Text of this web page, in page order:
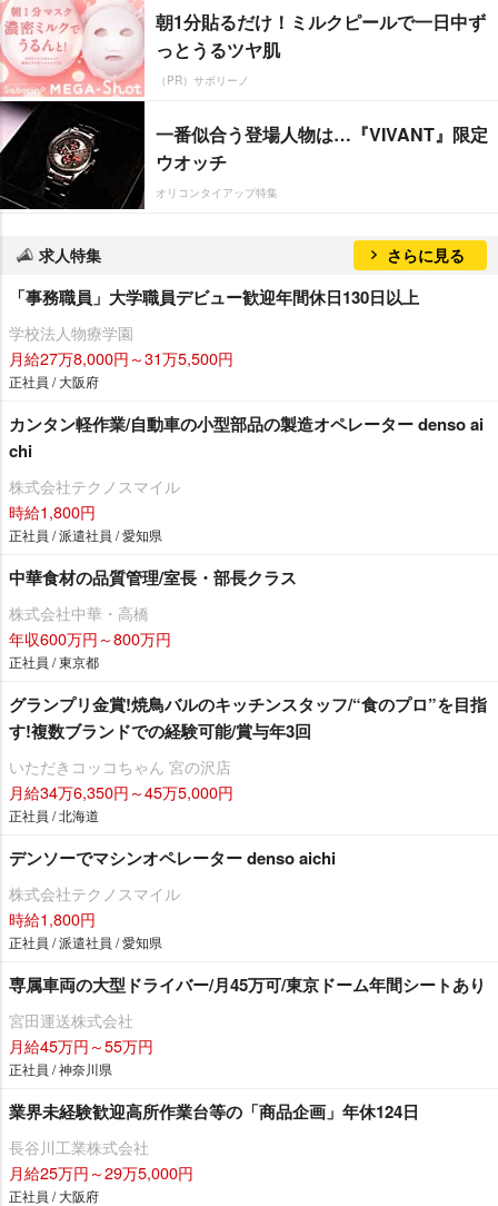
朝1分貼るだけ！ミルクピールで一日中ず
っとうるツヤ肌
（PR）サボリーノ
一番似合う登場人物は…『VIVANT』限定
ウオッチ
オリコンタイアップ特集
求人特集 さらに見る
「事務職員」大学職員デビュー歓迎年間休日130日以上
学校法人物療学園
月給27万8,000円～31万5,500円
正社員 / 大阪府
カンタン軽作業/自動車の小型部品の製造オペレーター denso ai
chi
株式会社テクノスマイル
時給1,800円
正社員 / 派遣社員 / 愛知県
中華食材の品質管理/室長・部長クラス
株式会社中華・高橋
年収600万円～800万円
正社員 / 東京都
グランプリ金賞!焼鳥バルのキッチンスタッフ/“食のプロ”を目指
す!複数ブランドでの経験可能/賞与年3回
いただきコッコちゃん 宮の沢店
月給34万6,350円～45万5,000円
正社員 / 北海道
デンソーでマシンオペレーター denso aichi
株式会社テクノスマイル
時給1,800円
正社員 / 派遣社員 / 愛知県
専属車両の大型ドライバー/月45万可/東京ドーム年間シートあり
宮田運送株式会社
月給45万円～55万円
正社員 / 神奈川県
業界未経験歓迎高所作業台等の「商品企画」年休124日
長谷川工業株式会社
月給25万円～29万5,000円
正社員 / 大阪府